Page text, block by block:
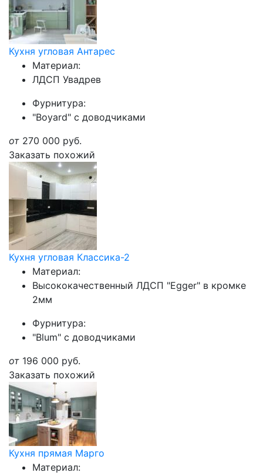
Кухня угловая Антарес
Материал:
ЛДСП Увадрев
Фурнитура:
"Boyard" с доводчиками
от 270 000 руб.
Заказать похожий
Кухня угловая Классика-2
Материал:
Высококачественный ЛДСП "Egger" в кромке
2мм
Фурнитура:
"Blum" с доводчиками
от 196 000 руб.
Заказать похожий
Кухня прямая Марго
Материал: